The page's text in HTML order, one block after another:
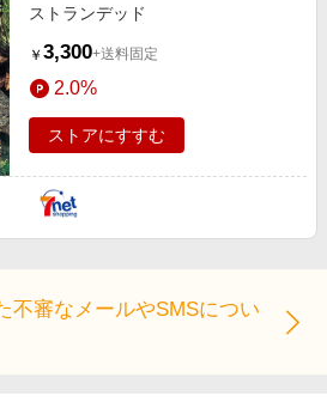
ストランデッド
￥ 3,300+送料固定
2.0%
ストアにすすむ
不審なメールやSMSについ